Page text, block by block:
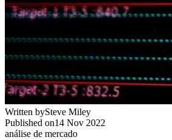
Written bySteve Miley
Published on14 Nov 2022
análise de mercado